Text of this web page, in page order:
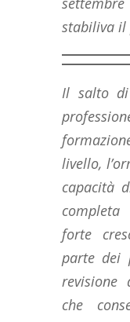
stabiliva il
Il salto
livello,
capacità
forte
parte dei
revisione
che